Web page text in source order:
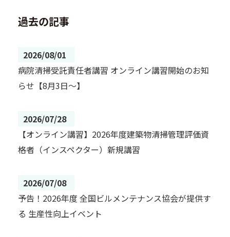
過去の記事
2026/08/01
病院清掃受託責任者講習 オンライン講習開始のお知
らせ【8月3日～】
2026/07/28
【オンライン講習】2026年度建築物清掃管理評価資
格者（インスペクター）新規講習
2026/07/08
予告！2026年度 全国ビルメンテナンス協会が提供す
る 生産性向上イベント